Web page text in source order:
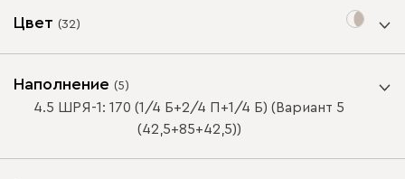
Цвет (32)
Наполнение (5)
4.5 ШРЯ-1: 170 (1/4 Б+2/4 П+1/4 Б) (Вариант 5
(42,5+85+42,5))